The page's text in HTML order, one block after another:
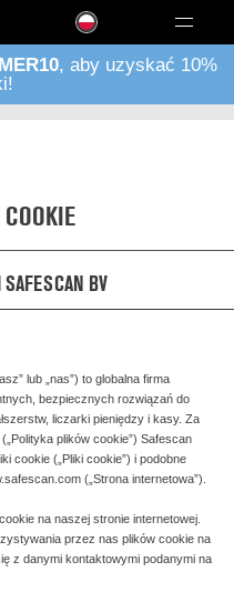
Language
, aby uzyskać 10%
BV
lub „nas”) to globalna firma
bezpiecznych rozwiązań do
liczarki pieniędzy i kasy. Za
plików cookie”) Safescan
cookie („Pliki cookie”) i podobne
(„Strona internetowa”).
na naszej stronie internetowej.
przez nas plików cookie na
z danymi kontaktowymi podanymi na